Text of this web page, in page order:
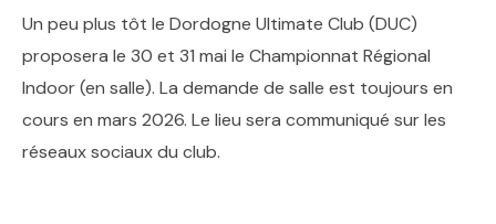
Un peu plus tôt le Dordogne Ultimate Club (DUC)
proposera le 30 et 31 mai le Championnat Régional
Indoor (en salle). La demande de salle est toujours en
cours en mars 2026. Le lieu sera communiqué sur les
réseaux sociaux du club.